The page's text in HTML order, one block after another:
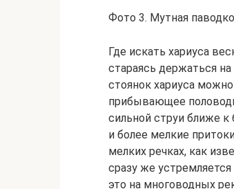
Фото 3. Мутная
Где искать хариуса
стараясь держаться
стоянок хариуса
прибывающее
сильной струи ближе к
и более мелкие
мелких речках, как
сразу же
это на многоводных